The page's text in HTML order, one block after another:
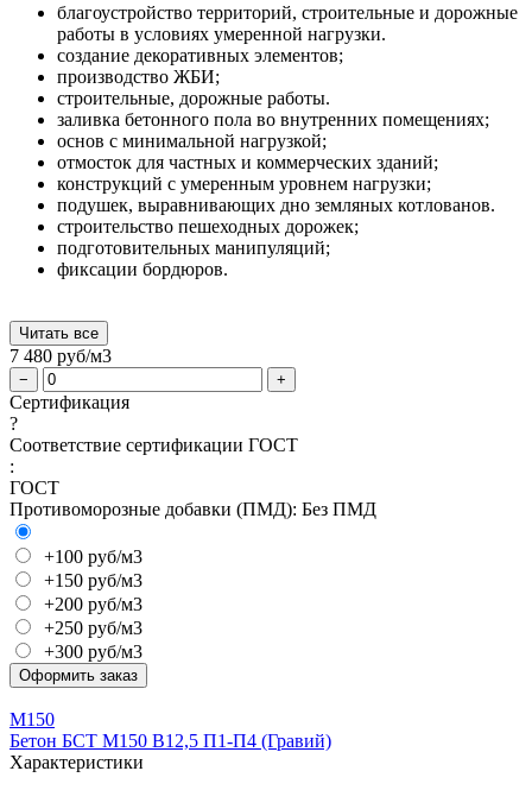
благоустройство территорий, строительные и дорожные
работы в условиях умеренной нагрузки.
создание декоративных элементов;
производство ЖБИ;
строительные, дорожные работы.
заливка бетонного пола во внутренних помещениях;
основ с минимальной нагрузкой;
отмосток для частных и коммерческих зданий;
конструкций с умеренным уровнем нагрузки;
подушек, выравнивающих дно земляных котлованов.
строительство пешеходных дорожек;
подготовительных манипуляций;
фиксации бордюров.
Читать все
7 480 руб/м3
− +
Сертификация
?
Соответствие сертификации ГОСТ
:
ГОСТ
Противоморозные добавки (ПМД): Без ПМД
+100 руб/м3
+150 руб/м3
+200 руб/м3
+250 руб/м3
+300 руб/м3
Оформить заказ
М150
Бетон БСТ М150 В12,5 П1-П4 (Гравий)
Характеристики